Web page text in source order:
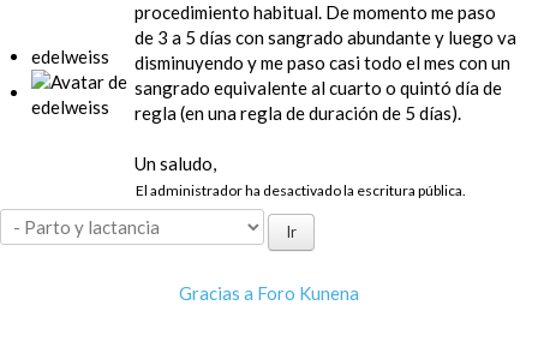
edelweiss
procedimiento habitual. De momento me paso
de 3 a 5 días con sangrado abundante y luego va
disminuyendo y me paso casi todo el mes con un
sangrado equivalente al cuarto o quintó día de
regla (en una regla de duración de 5 días).
Un saludo,
El administrador ha desactivado la escritura pública.
Gracias a Foro Kunena